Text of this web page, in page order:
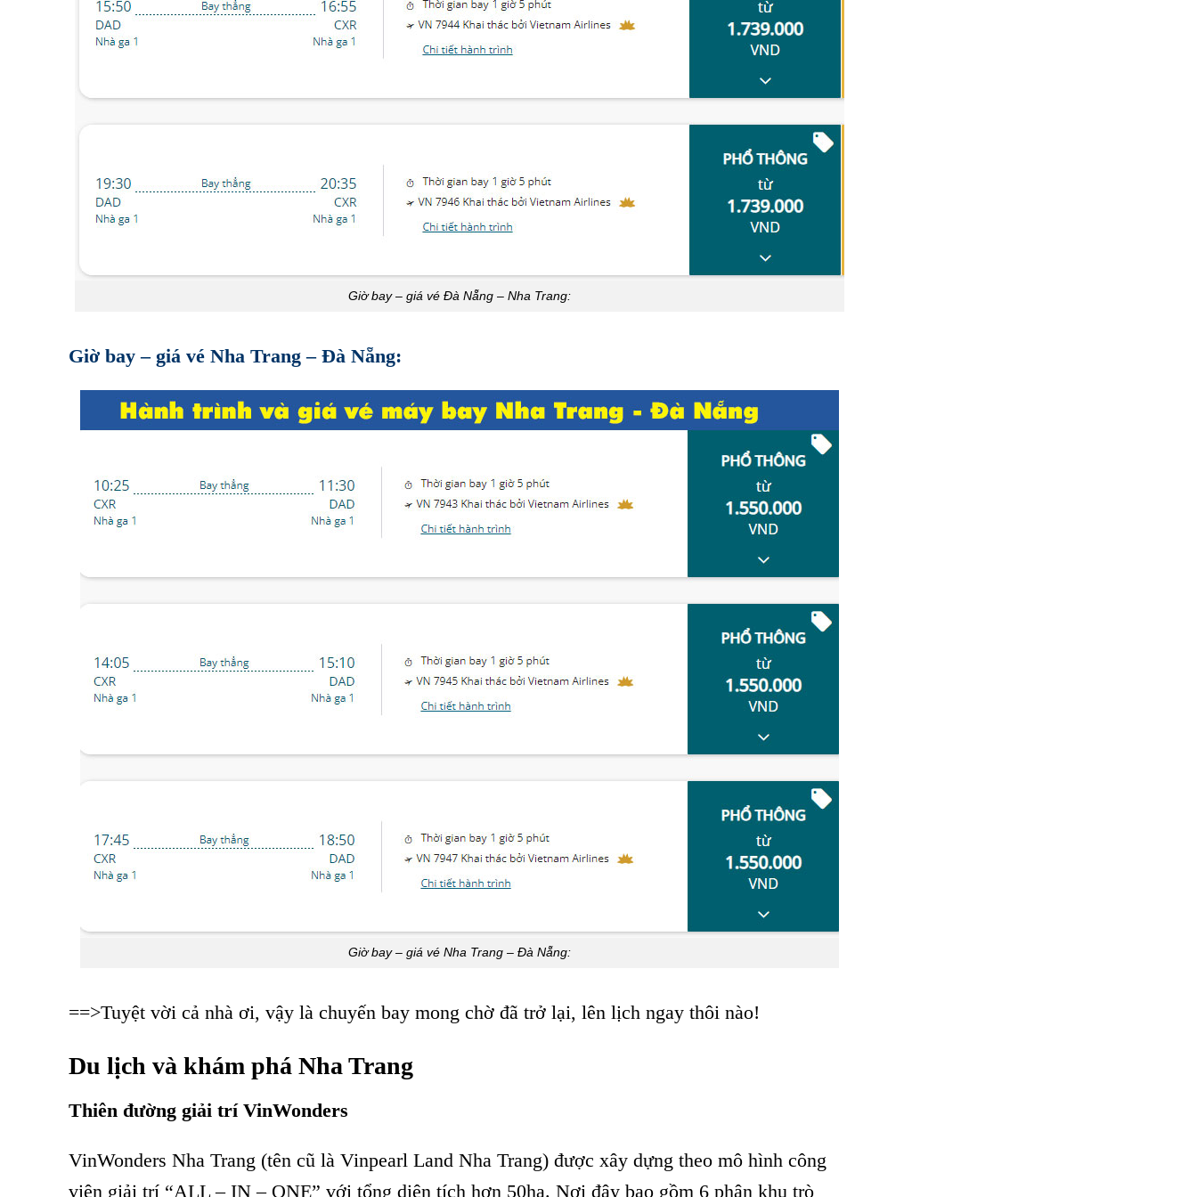
Giờ bay – giá vé Đà Nẵng – Nha Trang:
Giờ bay – giá vé Nha Trang – Đà Nẵng:
Giờ bay – giá vé Nha Trang – Đà Nẵng:
==>Tuyệt vời cả nhà ơi, vậy là chuyến bay mong chờ đã trở lại, lên lịch ngay thôi nào!
Du lịch và khám phá Nha Trang
Thiên đường giải trí VinWonders
VinWonders Nha Trang (tên cũ là Vinpearl Land Nha Trang) được xây dựng theo mô hình công
viên giải trí “ALL – IN – ONE” với tổng diện tích hơn 50ha. Nơi đây bao gồm 6 phân khu trò